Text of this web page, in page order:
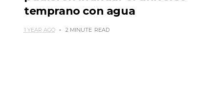
temprano con agua
1 YEAR AGO 2 MINUTE READ